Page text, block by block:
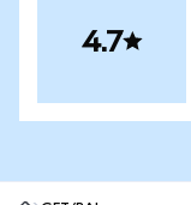
4.7